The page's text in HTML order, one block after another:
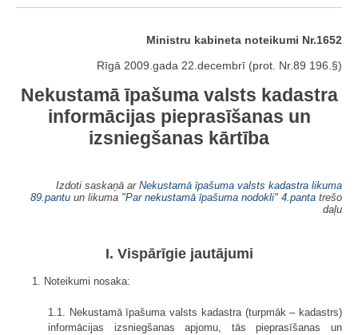
Ministru kabineta noteikumi Nr.1652
Rīgā 2009.gada 22.decembrī (prot. Nr.89 196.§)
Nekustamā īpašuma valsts kadastra
informācijas pieprasīšanas un
izsniegšanas kārtība
Izdoti saskaņā ar Nekustamā īpašuma valsts kadastra likuma
89.pantu un likuma "Par nekustamā īpašuma nodokli" 4.panta trešo
daļu
I. Vispārīgie jautājumi
1. Noteikumi nosaka:
1.1. Nekustamā īpašuma valsts kadastra (turpmāk – kadastrs)
informācijas izsniegšanas apjomu, tās pieprasīšanas un